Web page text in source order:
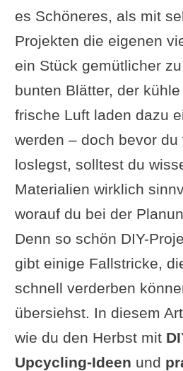
es Schöneres, als mit
Projekten die eigenen
ein Stück gemütlicher
bunten Blätter, der
frische Luft laden dazu
werden – doch bevor du
loslegst, solltest du
Materialien wirklich
worauf du bei der
Denn so schön DIY-
gibt einige Fallstricke,
schnell verderben
übersiehst. In diesem
wie du den Herbst mit
Upcycling-Ideen und